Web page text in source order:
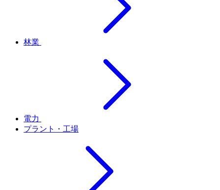
林業
電力
プラント・工場